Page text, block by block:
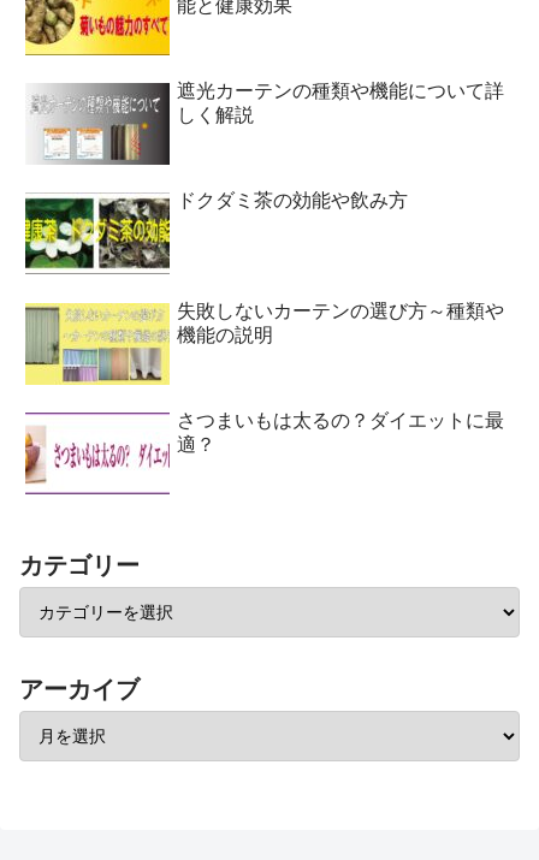
能と健康効果
遮光カーテンの種類や機能について詳
しく解説
ドクダミ茶の効能や飲み方
失敗しないカーテンの選び方～種類や
機能の説明
さつまいもは太るの？ダイエットに最
適？
カテゴリー
アーカイブ